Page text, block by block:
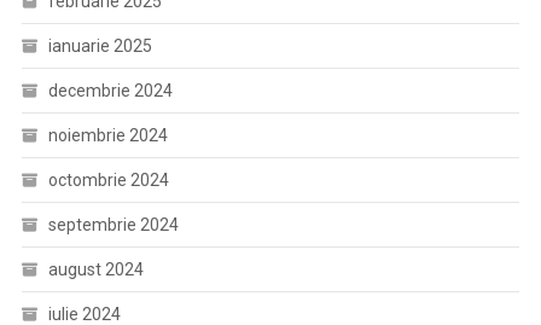
ianuarie 2025
decembrie 2024
noiembrie 2024
octombrie 2024
septembrie 2024
august 2024
iulie 2024